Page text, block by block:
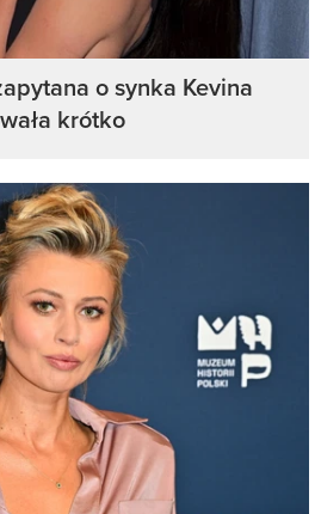
o synka Kevina
krótko